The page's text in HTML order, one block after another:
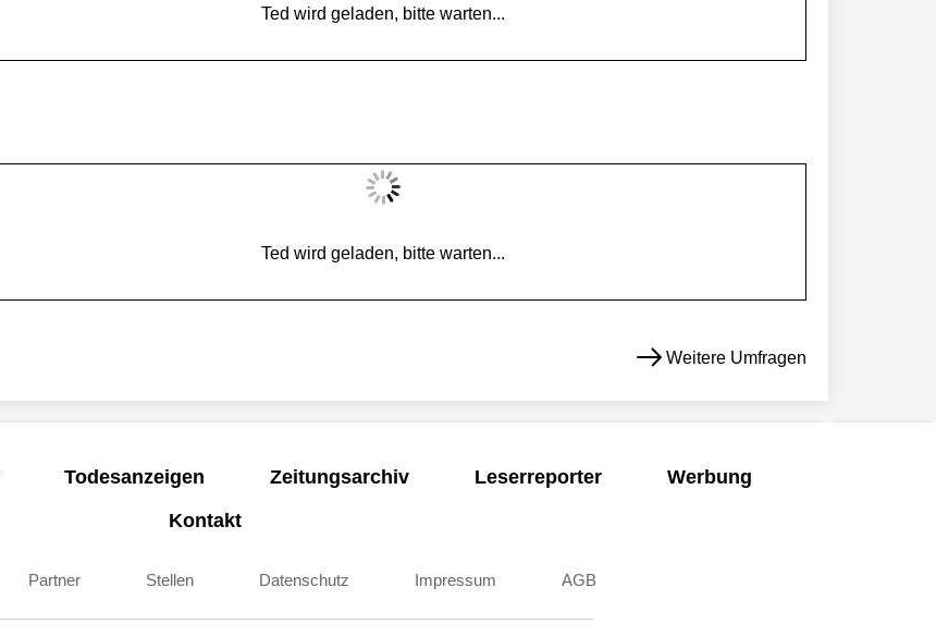
Ted wird geladen, bitte warten...
Ted wird geladen, bitte warten...
Weitere Umfragen
Todesanzeigen Zeitungsarchiv Leserreporter
Werbung
Kontakt
Partner Stellen Datenschutz Impressum AGB